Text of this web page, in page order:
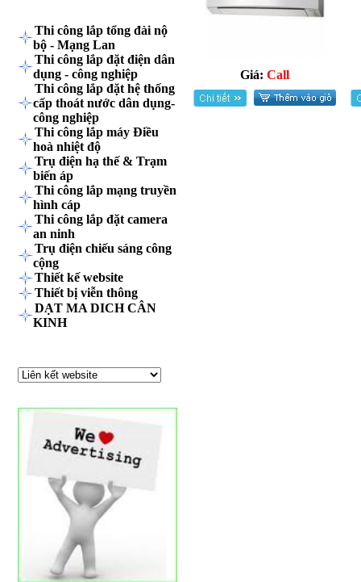
Thi công lắp tổng đài nộ
bộ - Mạng Lan
Thi công lắp đặt điện dân
dụng - công nghiệp
Thi công lắp đặt hệ thống
cấp thoát nước dân dụng-
công nghiệp
Thi công lắp máy Điều
hoà nhiệt độ
Trụ điện hạ thế & Trạm
biến áp
Thi công lắp mạng truyền
hình cáp
Thi công lắp đặt camera
an ninh
Trụ điện chiếu sáng công
cộng
Thiết kế website
Thiết bị viễn thông
DẠT MA DICH CÂN
KINH
Giá: Call